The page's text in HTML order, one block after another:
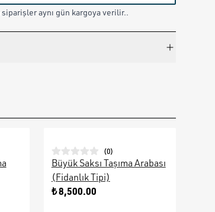
aynı gün kargoya verilir..
(0)
Büyük Saksı Taşıma Arabası
(Fidanlık Tipi)
₺ 8,500.00